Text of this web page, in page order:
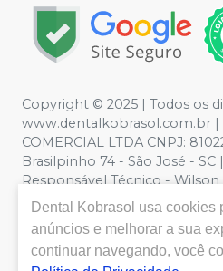
Copyright © 2025 | Todos os
www.dentalkobrasol.com.br |
COMERCIAL LTDA CNPJ:
Brasilpinho 74 - São José -
Responsável Técnico -
12450 | Política de
meramente ilustrativas - Os
virtual estão sujeitos a
divergência de preços no
Dental Kobrasol usa cookies
anúncios e melhorar a sua
continuar navegando, você